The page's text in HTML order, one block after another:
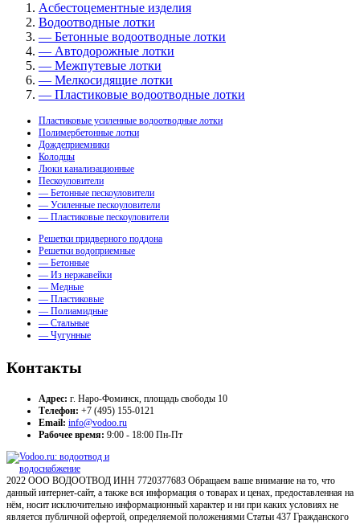
Асбестоцементные изделия
Водоотводные лотки
— Бетонные водоотводные лотки
— Автодорожные лотки
— Межпутевые лотки
— Мелкосидящие лотки
— Пластиковые водоотводные лотки
Пластиковые усиленные водоотводные лотки
Полимербетонные лотки
Дождеприемники
Колодцы
Люки канализационные
Пескоуловители
— Бетонные пескоуловители
— Усиленные пескоуловители
— Пластиковые пескоуловители
Решетки придверного поддона
Решетки водоприемные
— Бетонные
— Из нержавейки
— Медные
— Пластиковые
— Полиамидные
— Стальные
— Чугунные
Контакты
Адрес: г. Наро-Фоминск, площадь свободы 10
Телефон: +7 (495) 155-0121
Email: info@vodoo.ru
Рабочее время: 9:00 - 18:00 Пн-Пт
2022 ООО ВОДООТВОД ИНН 7720377683 Обращаем ваше внимание на то, что
данный интернет-сайт, а также вся информация о товарах и ценах, предоставленная на
нём, носит исключительно информационный характер и ни при каких условиях не
является публичной офертой, определяемой положениями Статьи 437 Гражданского